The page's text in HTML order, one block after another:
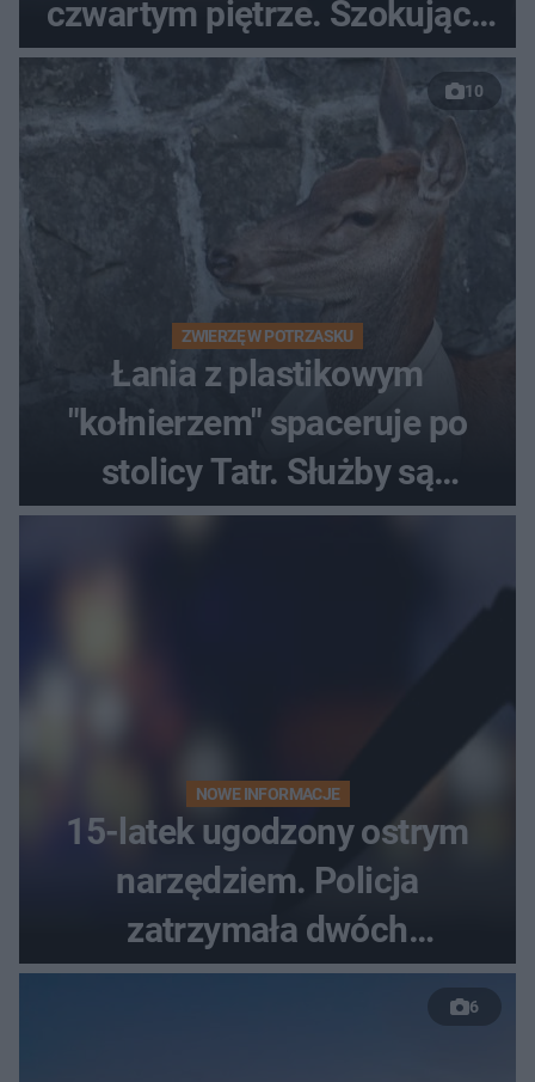
czwartym piętrze. Szokujące
nagranie trafiło do sieci
10
ZWIERZĘ W POTRZASKU
Łania z plastikowym
"kołnierzem" spaceruje po
stolicy Tatr. Służby są
bezradne
NOWE INFORMACJE
15-latek ugodzony ostrym
narzędziem. Policja
zatrzymała dwóch
nastolatków
6